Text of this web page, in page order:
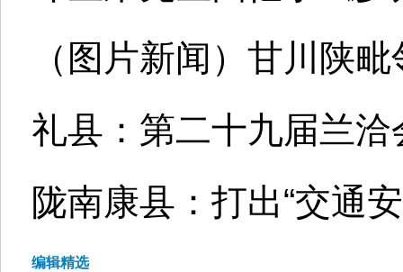
（图片新闻）甘川陕
礼县：第二十九届兰
陇南康县：打出“交通
编辑精选